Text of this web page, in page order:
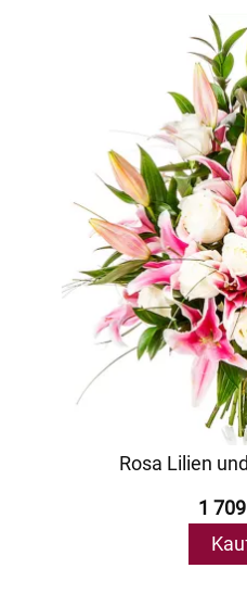
Rosa Lilien
1